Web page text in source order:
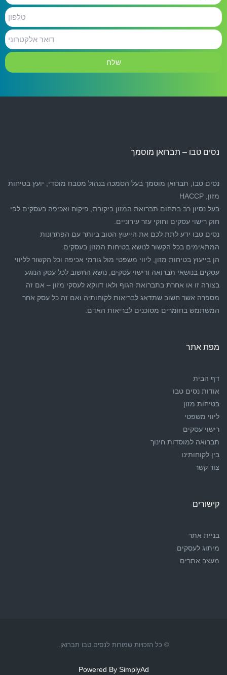
מלא
טלפון
דואר
אלקטרוני
נסים טבו – תברואן מוסמך
נסים טבו, תברואן מוסמך בעל הסמכה בנהול מטבח מוסדי, יועץ בטיחות
מזון, HACCP
בעל נסיון רב בתחום תברואת המזון ביקורת, פיקוח ואכיפה בעסקים לפי
חוק רישוי עסקים וחוקי עזר עירוניים.
נסים טבו ידע לתת לכם את הייעוץ הטוב ביותר עם הפתרונות
המתאימים בכל הקשור לנושא בטיחות המזון בעסקים.
הן בייעוץ בטיחות מזון, ליווי משפטי מול גורמי אכיפה וכל הקשור לליווי
עסקים בנושאי תברואה ורישוי עסקים, נושא החשוב לכל עסק הנוגע
בצורה זו או אחרת בתברואת הגוף ולאו דווקא לעסקי מזון – אם זה
מספרה אשר חשוב שתדאג לבריאות לקוחותיה ואם זה כל עסק אחר
המשתמש בחומרים מסוכנים לבריאות האדם.
מפת אתר
דף הבית
אודות נסים טבו
בטיחות מזון
ליווי משפטי
רישוי עסקים
תברואה למוסדות חינוך
בין לקוחותינו
צור קשר
קישורים
בניית אתר
מיתוג לעסקים
מעצב אתרים
© כל הזכויות שמורות לנסים טבו תברואן.
Powered By SimplyAd